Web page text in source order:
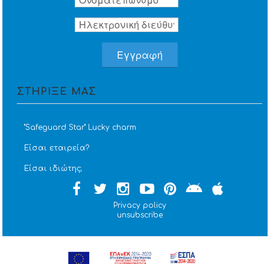
ΣΤΗΡΙΞΕ ΜΑΣ
''Safeguard Star'' Lucky charm
Είσαι εταιρεία?
Είσαι ιδιώτης;
Privacy policy
unsubscribe